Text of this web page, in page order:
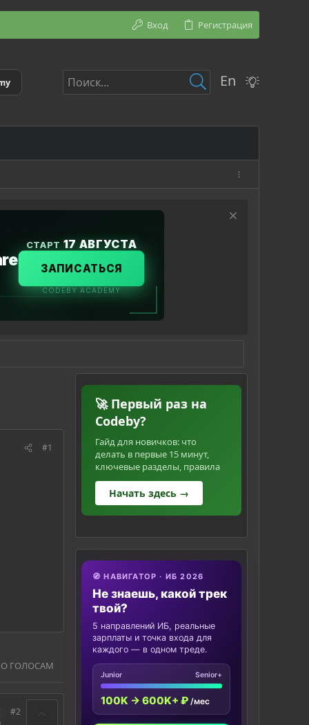
Вход Регистрация
En
#1
ГОЛОСАМ
#2
🚀 Первый раз на
Codeby?
Гайд для новичков: что
делать в первые 15 минут,
ключевые разделы, правила
Начать здесь →
🧭 НАВИГАТОР · ИБ 2026
Не знаешь, какой трек
твой?
5 направлений ИБ, реальные
зарплаты и точка входа для
каждого — в одном треде.
Junior Senior+
100K → 600K+ ₽ /мес